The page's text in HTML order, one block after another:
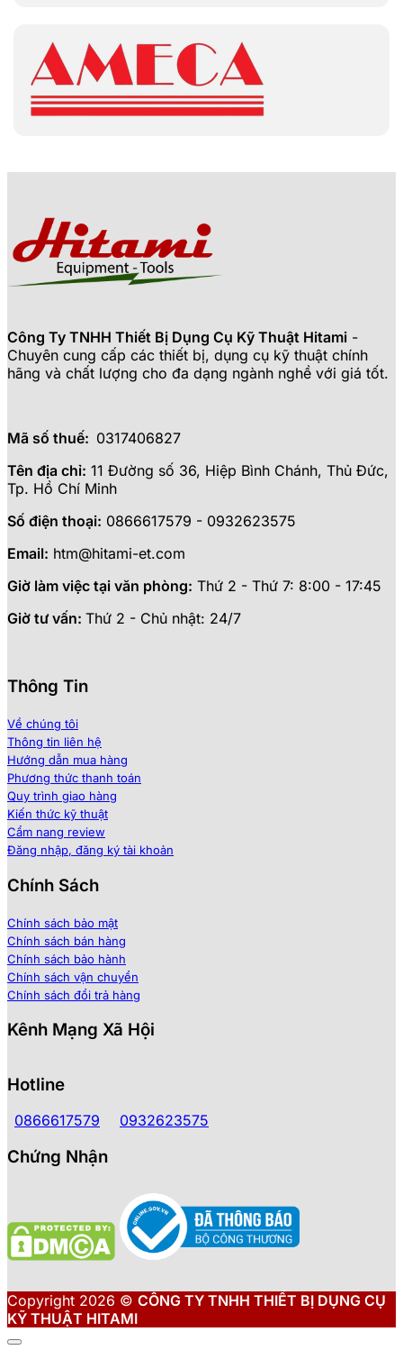
Công Ty TNHH Thiết Bị Dụng Cụ Kỹ Thuật Hitami -
Chuyên cung cấp các thiết bị, dụng cụ kỹ thuật chính
hãng và chất lượng cho đa dạng ngành nghề với giá tốt.
Mã số thuế: 0317406827
Tên địa chỉ: 11 Đường số 36, Hiệp Bình Chánh, Thủ Đức,
Tp. Hồ Chí Minh
Số điện thoại: 0866617579 - 0932623575
Email: htm@hitami-et.com
Giờ làm việc tại văn phòng: Thứ 2 - Thứ 7: 8:00 - 17:45
Giờ tư vấn: Thứ 2 - Chủ nhật: 24/7
Thông Tin
Về chúng tôi
Thông tin liên hệ
Hướng dẫn mua hàng
Phương thức thanh toán
Quy trình giao hàng
Kiến thức kỹ thuật
Cẩm nang review
Đăng nhập, đăng ký tài khoản
Chính Sách
Chính sách bảo mật
Chính sách bán hàng
Chính sách bảo hành
Chính sách vận chuyển
Chính sách đổi trả hàng
Kênh Mạng Xã Hội
Hotline
0866617579 0932623575
Chứng Nhận
Copyright 2026 © CÔNG TY TNHH THIẾT BỊ DỤNG CỤ
KỸ THUẬT HITAMI